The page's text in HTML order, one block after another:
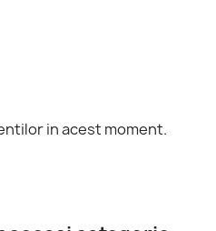
in acest moment.